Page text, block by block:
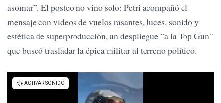
asomar”. El posteo no vino solo: Petri acompañó el
mensaje con videos de vuelos rasantes, luces, sonido y
estética de superproducción, un despliegue “a la Top Gun”
que buscó trasladar la épica militar al terreno político.